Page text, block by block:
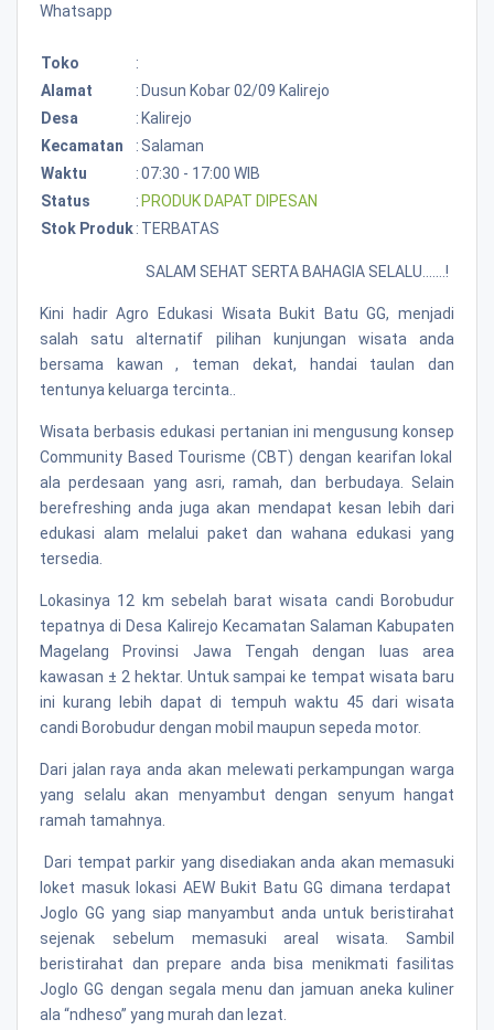
Whatsapp
Toko
:
Alamat
: Dusun Kobar 02/09 Kalirejo
Desa
: Kalirejo
Kecamatan
: Salaman
Waktu
:07:30 - 17:00 WIB
Status
: PRODUK DAPAT DIPESAN
Stok Produk: TERBATAS
SALAM SEHAT SERTA BAHAGIA SELALU….…!
Kini hadir Agro Edukasi Wisata Bukit Batu GG, menjadi
salah satu alternatif pilihan kunjungan wisata anda
bersama kawan , teman dekat, handai taulan dan
tentunya keluarga tercinta..
Wisata berbasis edukasi pertanian ini mengusung konsep
Community Based Tourisme (CBT) dengan kearifan lokal
ala perdesaan yang asri, ramah, dan berbudaya. Selain
berefreshing anda juga akan mendapat kesan lebih dari
edukasi alam melalui paket dan wahana edukasi yang
tersedia.
Lokasinya 12 km sebelah barat wisata candi Borobudur
tepatnya di Desa Kalirejo Kecamatan Salaman Kabupaten
Magelang Provinsi Jawa Tengah dengan luas area
kawasan ± 2 hektar. Untuk sampai ke tempat wisata baru
ini kurang lebih dapat di tempuh waktu 45 dari wisata
candi Borobudur dengan mobil maupun sepeda motor.
Dari jalan raya anda akan melewati perkampungan warga
yang selalu akan menyambut dengan senyum hangat
ramah tamahnya.
Dari tempat parkir yang disediakan anda akan memasuki
loket masuk lokasi AEW Bukit Batu GG dimana terdapat
Joglo GG yang siap manyambut anda untuk beristirahat
sejenak sebelum memasuki areal wisata. Sambil
beristirahat dan prepare anda bisa menikmati fasilitas
Joglo GG dengan segala menu dan jamuan aneka kuliner
ala “ndheso” yang murah dan lezat.